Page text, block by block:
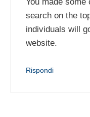
You made
search on the
individuals will
website.
Rispondi